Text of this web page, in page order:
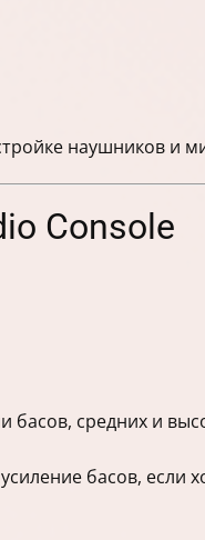
наушников и
Console
басов, средних и
басов, если